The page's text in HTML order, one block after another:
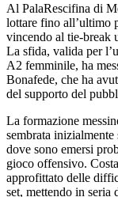
Al PalaRescifina di
lottare fino all’ultimo
vincendo al tie-break
La sfida, valida per
A2 femminile, ha
Bonafede, che ha
del supporto del
La formazione
sembrata
dove sono emersi
gioco offensivo.
approfittato delle
set, mettendo in seria